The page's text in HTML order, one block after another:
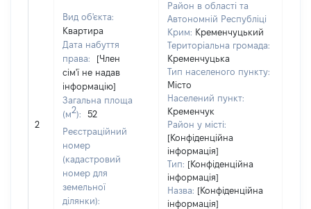
2
Вид об'єкта:
Квартира
Дата набуття
права:
[Член
сім'ї не надав
інформацію]
Загальна площа
(м2):
52
Реєстраційний
номер
(кадастровий
номер для
земельної
ділянки):
Район в області та
Автономній Республіці
Крим: Кременчуцький
Територіальна громада:
Кременчуцька
Тип населеного пункту:
Місто
Населений пункт:
Кременчук
Район у місті:
[Конфіденційна
інформація]
Тип: [Конфіденційна
інформація]
Назва: [Конфіденційна
інформація]